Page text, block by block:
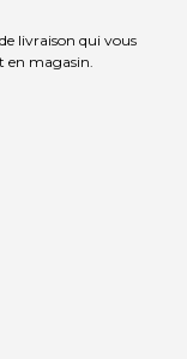
livraison qui vous
en magasin.